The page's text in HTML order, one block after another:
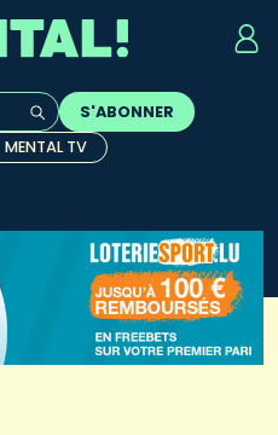
complétion sont
S'ABONNER
MENTAL TV